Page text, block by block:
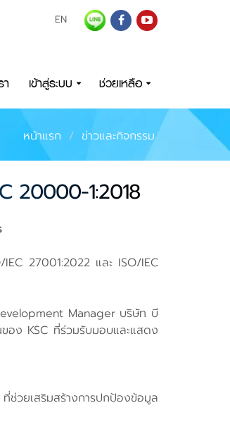
EN
เข้าสู่ระบบ ช่วยเหลือ
หน้าแรก ข่าวและกิจกรรม
20000-1:2018
27001:2022 และ ISO/IEC
Manager บริษัท บี
อง KSC ที่ร่วมรับมอบและแสดง
ช่วยเสริมสร้างการปกป้องข้อมูล